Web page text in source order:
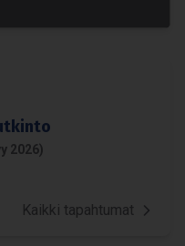
2026)
Kaikki tapahtumat